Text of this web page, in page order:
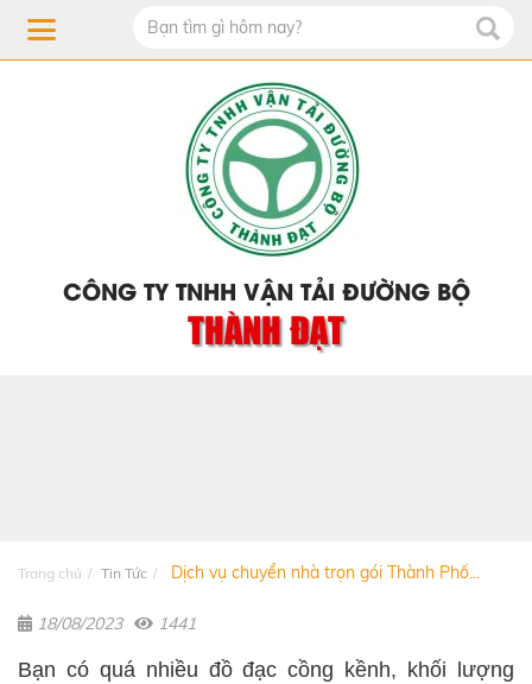
CÔNG TY TNHH VẬN TẢI ĐƯỜNG BỘ
THÀNH ĐẠT
Trang chủ Tin Tức Dịch vụ chuyển nhà trọn gói Thành Phố...
18/08/2023 1441
Bạn có quá nhiều đồ đạc cồng kềnh, khối lượng